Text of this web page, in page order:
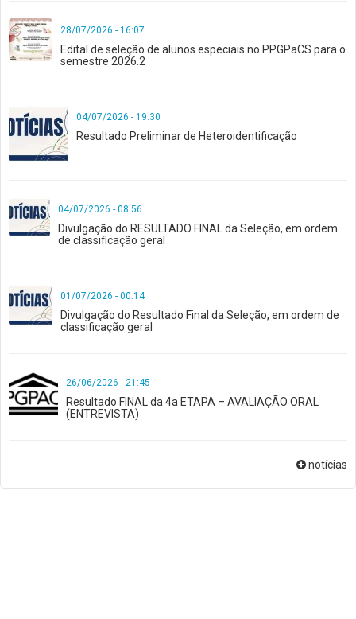
28/07/2026 - 16:07
Edital de seleção de alunos especiais no PPGPaCS para o
semestre 2026.2
04/07/2026 - 19:30
Resultado Preliminar de Heteroidentificação
04/07/2026 - 08:56
Divulgação do RESULTADO FINAL da Seleção, em ordem
de classificação geral
01/07/2026 - 00:14
Divulgação do Resultado Final da Seleção, em ordem de
classificação geral
26/06/2026 - 21:45
Resultado FINAL da 4a ETAPA – AVALIAÇÃO ORAL
(ENTREVISTA)
notícias